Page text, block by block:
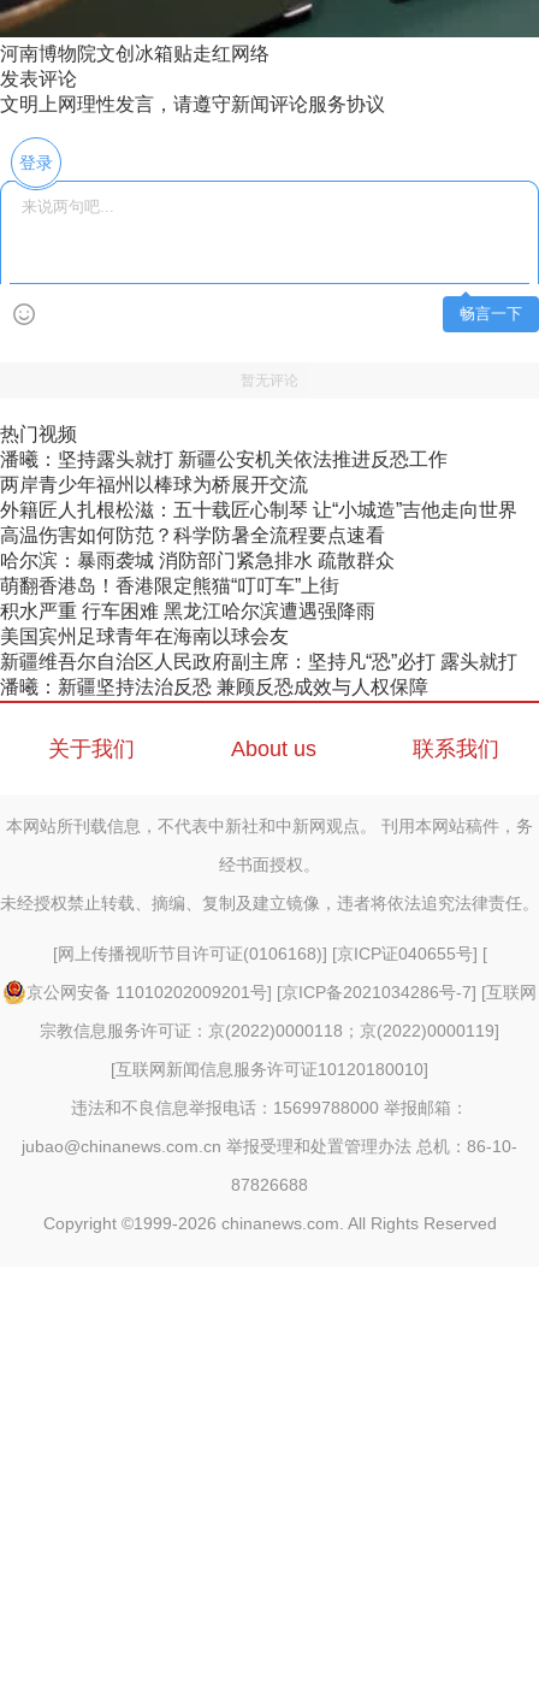
河南博物院文创冰箱贴走红网络
发表评论
文明上网理性发言，请遵守新闻评论服务协议
登录
畅言一下
暂无评论
热门视频
潘曦：坚持露头就打 新疆公安机关依法推进反恐工作
两岸青少年福州以棒球为桥展开交流
外籍匠人扎根松滋：五十载匠心制琴 让“小城造”吉他走向世界
高温伤害如何防范？科学防暑全流程要点速看
哈尔滨：暴雨袭城 消防部门紧急排水 疏散群众
萌翻香港岛！香港限定熊猫“叮叮车”上街
积水严重 行车困难 黑龙江哈尔滨遭遇强降雨
美国宾州足球青年在海南以球会友
新疆维吾尔自治区人民政府副主席：坚持凡“恐”必打 露头就打
潘曦：新疆坚持法治反恐 兼顾反恐成效与人权保障
关于我们 About us 联系我们
本网站所刊载信息，不代表中新社和中新网观点。 刊用本网站稿件，务
经书面授权。
未经授权禁止转载、摘编、复制及建立镜像，违者将依法追究法律责任。
[网上传播视听节目许可证(0106168)] [京ICP证040655号] [
京公网安备 11010202009201号] [京ICP备2021034286号-7] [互联网
宗教信息服务许可证：京(2022)0000118；京(2022)0000119]
[互联网新闻信息服务许可证10120180010]
违法和不良信息举报电话：15699788000 举报邮箱：
jubao@chinanews.com.cn 举报受理和处置管理办法 总机：86-10-
87826688
Copyright ©1999-2026 chinanews.com. All Rights Reserved